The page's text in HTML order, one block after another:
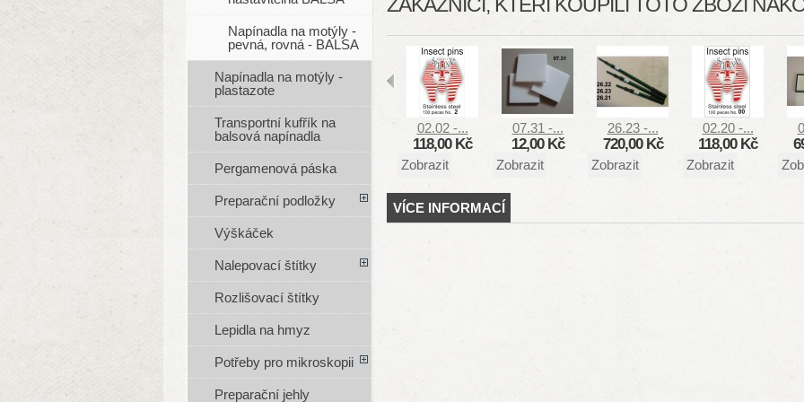
ZÁKAZNÍCÍ, KTEŘÍ KOUPILI TOTO ZBOŽÍ
02.02 -...
118,00 Kč
Zobrazit
07.31 -...
12,00 Kč
Zobrazit
26.23 -...
720,00 Kč
Zobrazit
02.20 -...
118,00 Kč
Zobrazit
VÍCE INFORMACÍ
Napínadla na motýly -
pevná, rovná - BALSA
Napínadla na motýly -
plastazote
Transportní kufřík na
balsová napínadla
Pergamenová páska
Preparační podložky
Výškáček
Nalepovací štítky
Rozlišovací štítky
Lepidla na hmyz
Potřeby pro mikroskopii
Preparační jehly